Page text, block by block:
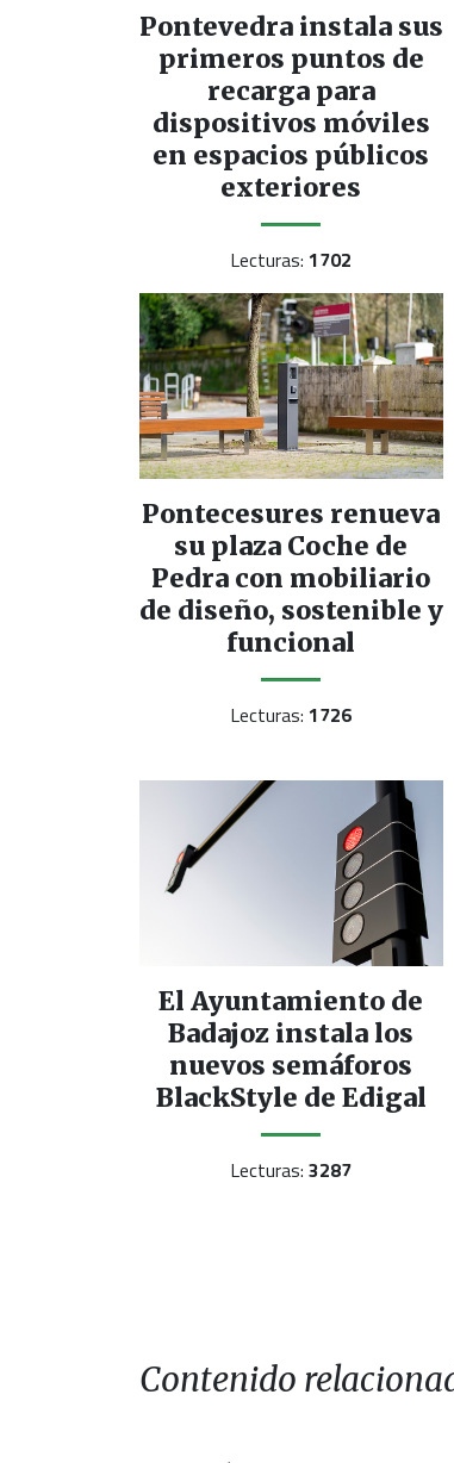
Pontevedra instala sus
primeros puntos de
recarga para
dispositivos móviles
en espacios públicos
exteriores
Lecturas:1702
Pontecesures renueva
su plaza Coche de
Pedra con mobiliario
de diseño, sostenible y
funcional
Lecturas:1726
El Ayuntamiento de
Badajoz instala los
nuevos semáforos
BlackStyle de Edigal
Lecturas:3287
Contenido